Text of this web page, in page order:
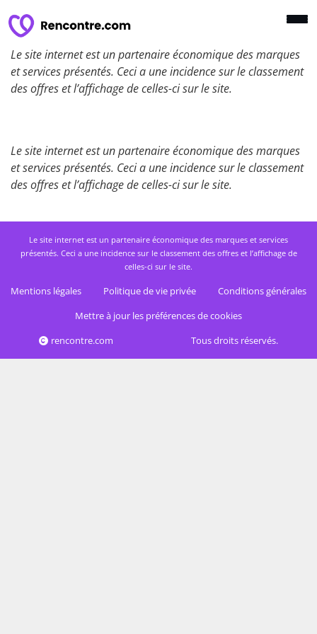
Le site internet est un partenaire économique des marques
et services présentés. Ceci a une incidence sur le classement
des offres et l’affichage de celles-ci sur le site.
Le site internet est un partenaire économique des marques
et services présentés. Ceci a une incidence sur le classement
des offres et l’affichage de celles-ci sur le site.
Le site internet est un partenaire économique des marques et services
présentés. Ceci a une incidence sur le classement des offres et l’affichage de
celles-ci sur le site.
Mentions légales Politique de vie privée
Conditions générales
Mettre à jour les préférences de cookies
rencontre.com
Tous droits réservés.